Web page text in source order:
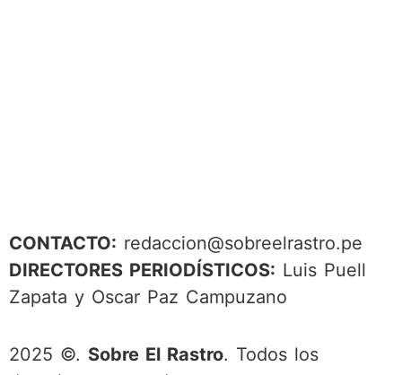
CONTACTO: redaccion@sobreelrastro.pe
DIRECTORES PERIODÍSTICOS: Luis Puell
Zapata y Oscar Paz Campuzano
2025 ©. Sobre El Rastro. Todos los